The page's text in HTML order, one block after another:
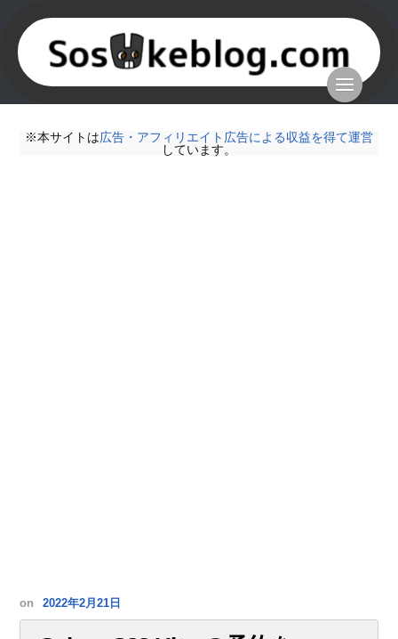
※本サイトは広告・アフィリエイト広告による収益を得て運営
しています。
on 2022年2月21日